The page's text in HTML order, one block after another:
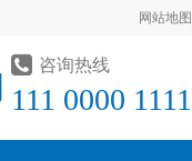
网站地图
咨询热线
111 0000 1111